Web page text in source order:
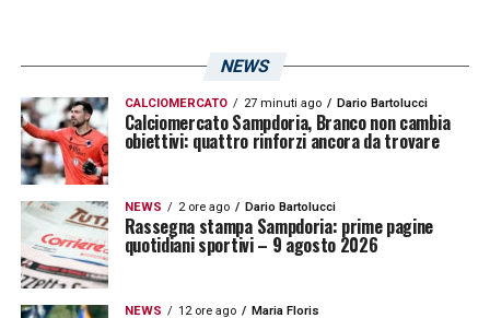
NEWS
CALCIOMERCATO 27 minuti ago Dario Bartolucci
Calciomercato Sampdoria, Branco non cambia
obiettivi: quattro rinforzi ancora da trovare
NEWS 2 ore ago Dario Bartolucci
Rassegna stampa Sampdoria: prime pagine
quotidiani sportivi – 9 agosto 2026
NEWS 12 ore ago Maria Floris